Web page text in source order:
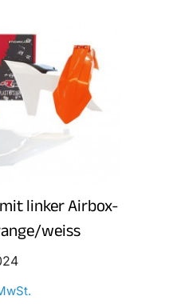
linker Airbox-
weiss